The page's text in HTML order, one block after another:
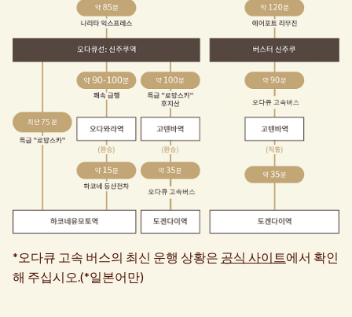
*오다큐 고속 버스의 최신 운행 상황은 공식 사이트에서 확인
해 주십시오.(*일본어만)